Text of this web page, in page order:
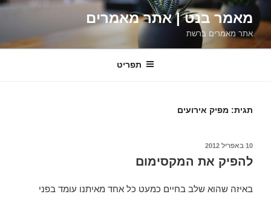
דילוג
לתוכןמאמר בנט | אתר מאמרים
אתר מאמרים ברשת
תפריט
תגית: מפיק אירועים
פורסם
10 באפריל 2012
להפיק את המקסימום
באיזה שהוא שלב בחיים כמעט כל אחד מאיתנו עומד בפני